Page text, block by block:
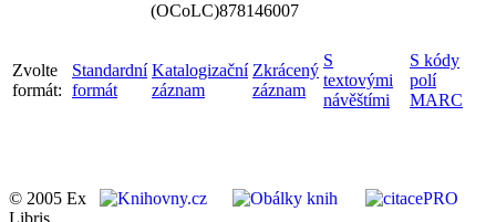
(OCoLC)878146007
Zvolte
formát:
Standardní
formát
Katalogizační
záznam
Zkrácený
záznam
S
textovými
návěštími
S kódy
polí
MARC
© 2005 Ex
Libris